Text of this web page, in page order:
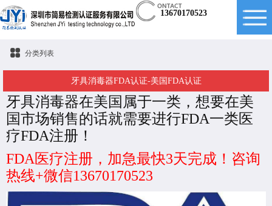
13670170523
分类列表
牙具消毒器FDA认证-美国FDA认证
牙具消毒器在美国属于一类，想要在美
国市场销售的话就需要进行FDA一类医
疗FDA注册！
FDA医疗注册，加急最快3天完成！咨询
热线+微信13670170523